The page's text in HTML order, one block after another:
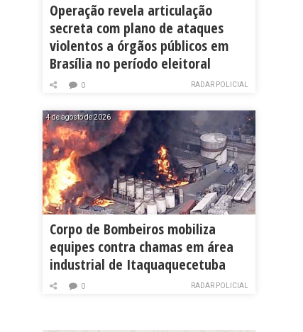
Operação revela articulação
secreta com plano de ataques
violentos a órgãos públicos em
Brasília no período eleitoral
RADAR POLICIAL
0
4 de agosto de 2026
Corpo de Bombeiros mobiliza
equipes contra chamas em área
industrial de Itaquaquecetuba
RADAR POLICIAL
0